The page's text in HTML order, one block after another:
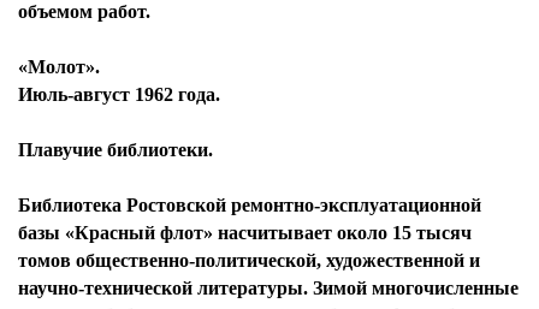
объемом работ.
«Молот».
Июль-август 1962 года.
Плавучие библиотеки.
Библиотека Ростовской ремонтно-эксплуатационной
базы «Красный флот» насчитывает около 15 тысяч
томов общественно-политической, художественной и
научно-технической литературы. Зимой многочисленные